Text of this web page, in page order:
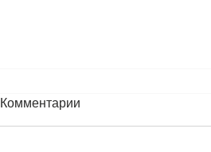
пластика
Комментарии